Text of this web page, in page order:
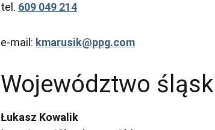
tel. 609 049 214
e-mail: kmarusik@ppg.com
Województwo
Łukasz Kowalik